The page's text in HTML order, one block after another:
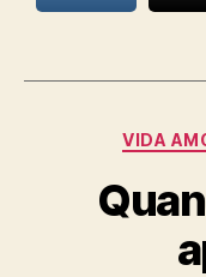
VIDA